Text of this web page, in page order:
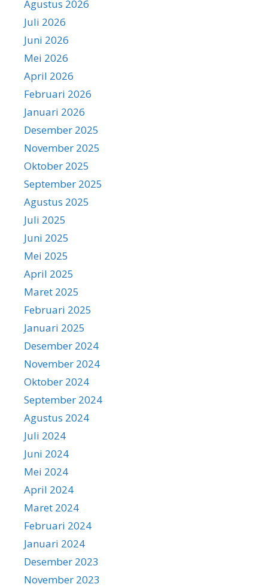
Agustus 2026
Juli 2026
Juni 2026
Mei 2026
April 2026
Februari 2026
Januari 2026
Desember 2025
November 2025
Oktober 2025
September 2025
Agustus 2025
Juli 2025
Juni 2025
Mei 2025
April 2025
Maret 2025
Februari 2025
Januari 2025
Desember 2024
November 2024
Oktober 2024
September 2024
Agustus 2024
Juli 2024
Juni 2024
Mei 2024
April 2024
Maret 2024
Februari 2024
Januari 2024
Desember 2023
November 2023